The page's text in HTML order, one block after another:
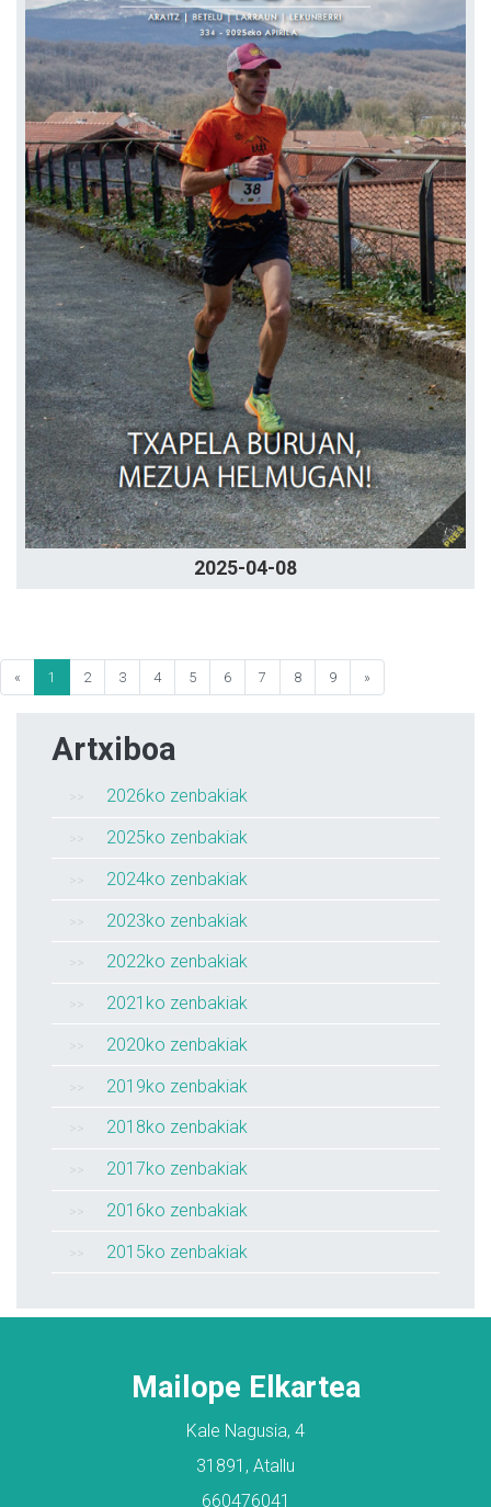
2025-04-08
« 1 2 3 4 5 6 7 8 9 »
Artxiboa
2026ko zenbakiak
2025ko zenbakiak
2024ko zenbakiak
2023ko zenbakiak
2022ko zenbakiak
2021ko zenbakiak
2020ko zenbakiak
2019ko zenbakiak
2018ko zenbakiak
2017ko zenbakiak
2016ko zenbakiak
2015ko zenbakiak
Mailope Elkartea
Kale Nagusia, 4
31891, Atallu
660476041